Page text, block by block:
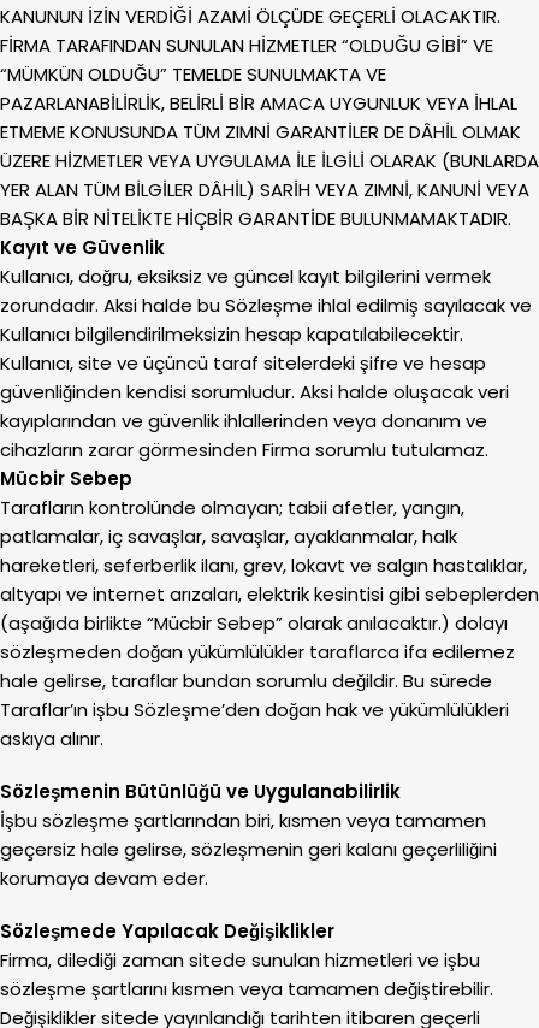
KANUNUN İZİN VERDİĞİ AZAMİ ÖLÇÜDE GEÇERLİ OLACAKTIR.
FİRMA TARAFINDAN SUNULAN HİZMETLER “OLDUĞU GİBİ” VE
“MÜMKÜN OLDUĞU” TEMELDE SUNULMAKTA VE
PAZARLANABİLİRLİK, BELİRLİ BİR AMACA UYGUNLUK VEYA İHLAL
ETMEME KONUSUNDA TÜM ZIMNİ GARANTİLER DE DÂHİL OLMAK
ÜZERE HİZMETLER VEYA UYGULAMA İLE İLGİLİ OLARAK (BUNLARDA
YER ALAN TÜM BİLGİLER DÂHİL) SARİH VEYA ZIMNİ, KANUNİ VEYA
BAŞKA BİR NİTELİKTE HİÇBİR GARANTİDE BULUNMAMAKTADIR.
Kayıt ve Güvenlik
Kullanıcı, doğru, eksiksiz ve güncel kayıt bilgilerini vermek
zorundadır. Aksi halde bu Sözleşme ihlal edilmiş sayılacak ve
Kullanıcı bilgilendirilmeksizin hesap kapatılabilecektir.
Kullanıcı, site ve üçüncü taraf sitelerdeki şifre ve hesap
güvenliğinden kendisi sorumludur. Aksi halde oluşacak veri
kayıplarından ve güvenlik ihlallerinden veya donanım ve
cihazların zarar görmesinden Firma sorumlu tutulamaz.
Mücbir Sebep
Tarafların kontrolünde olmayan; tabii afetler, yangın,
patlamalar, iç savaşlar, savaşlar, ayaklanmalar, halk
hareketleri, seferberlik ilanı, grev, lokavt ve salgın hastalıklar,
altyapı ve internet arızaları, elektrik kesintisi gibi sebeplerden
(aşağıda birlikte “Mücbir Sebep” olarak anılacaktır.) dolayı
sözleşmeden doğan yükümlülükler taraflarca ifa edilemez
hale gelirse, taraflar bundan sorumlu değildir. Bu sürede
Taraflar’ın işbu Sözleşme’den doğan hak ve yükümlülükleri
askıya alınır.
Sözleşmenin Bütünlüğü ve Uygulanabilirlik
İşbu sözleşme şartlarından biri, kısmen veya tamamen
geçersiz hale gelirse, sözleşmenin geri kalanı geçerliliğini
korumaya devam eder.
Sözleşmede Yapılacak Değişiklikler
Firma, dilediği zaman sitede sunulan hizmetleri ve işbu
sözleşme şartlarını kısmen veya tamamen değiştirebilir.
Değişiklikler sitede yayınlandığı tarihten itibaren geçerli